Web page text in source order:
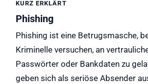
KURZ ERKLÄRT
Phishing
Phishing ist eine Betrugsmasche,
Kriminelle versuchen, an
Passwörter oder Bankdaten zu
geben sich als seriöse Absender